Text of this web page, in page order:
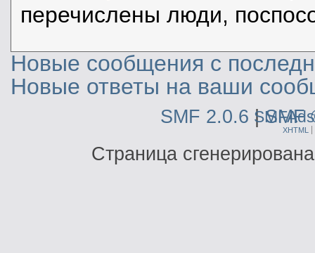
перечислены люди,
Новые сообщения с
Новые ответы на ваши
SMF 2.0.6 |SMF
SMFAds
XHTML
Страница